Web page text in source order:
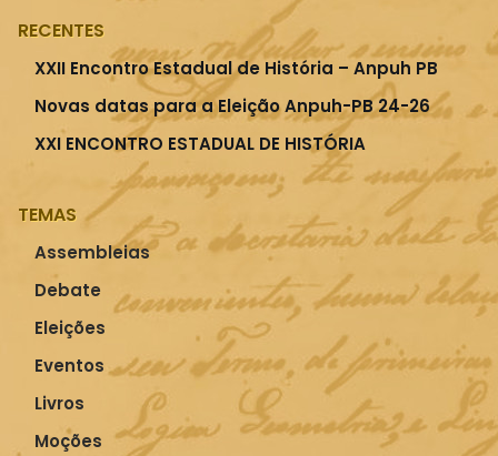
RECENTES
XXII Encontro Estadual de História – Anpuh PB
Novas datas para a Eleição Anpuh-PB 24-26
XXI ENCONTRO ESTADUAL DE HISTÓRIA
TEMAS
Assembleias
Debate
Eleições
Eventos
Livros
Moções